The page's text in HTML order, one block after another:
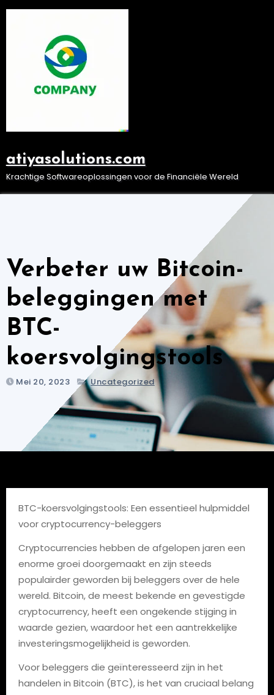
Ga
atiyasolutions.com
Krachtige Softwareoplossingen voor de Financiële Wereld
Verbeter uw Bitcoin-
beleggingen met
BTC-
koersvolgingstools
Mei 20, 2023 Uncategorized
BTC-koersvolgingstools: Een essentieel hulpmiddel
voor cryptocurrency-beleggers
Cryptocurrencies hebben de afgelopen jaren een
enorme groei doorgemaakt en zijn steeds
populairder geworden bij beleggers over de hele
wereld. Bitcoin, de meest bekende en gevestigde
cryptocurrency, heeft een ongekende stijging in
waarde gezien, waardoor het een aantrekkelijke
investeringsmogelijkheid is geworden.
Voor beleggers die geïnteresseerd zijn in het
handelen in Bitcoin (BTC), is het van cruciaal belang